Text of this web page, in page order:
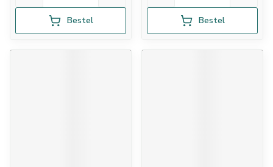
Bestel Bestel